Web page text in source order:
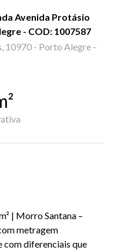
Avenida Protásio
- COD: 1007587
10970 - Porto Alegre -
| Morro Santana –
metragem
com diferenciais que